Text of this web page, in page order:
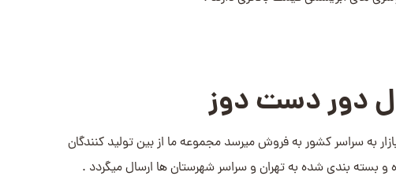
دور دست دوز
به سراسر کشور به فروش میرسد مجموعه ما از بین تولید کنندگان
بسته بندی شده به تهران و سراسر شهرستان ها ارسال میگردد .